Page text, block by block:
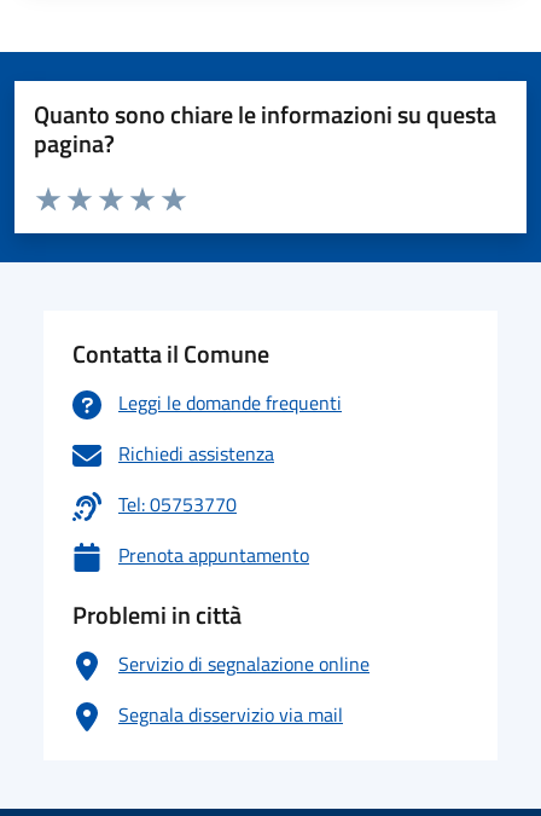
Quanto sono chiare le informazioni su questa
pagina?
Valuta da 1 a 5 stelle la pagina
Valuta 5 stelle su 5
Valuta 4 stelle su 5
Valuta 3 stelle su 5
Valuta 2 stelle su 5
Valuta 1 stelle su 5
Contatta il Comune
Leggi le domande frequenti
Richiedi assistenza
Tel: 05753770
Prenota appuntamento
Problemi in città
Servizio di segnalazione online
Segnala disservizio via mail